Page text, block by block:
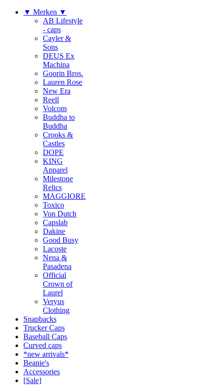
▼ Merken ▼
AB Lifestyle
- caps
Cayler &
Sons
DEUS Ex
Machina
Goorin Bros.
Lauren Rose
New Era
Reell
Volcom
Buddha to
Buddha
Crooks &
Castles
DOPE
KING
Apparel
Milestone
Relics
MAGGIORE
Toxico
Von Dutch
Capslab
Dakine
Good Busy
Lacoste
Nena &
Pasadena
Official
Crown of
Laurel
Veryus
Clothing
Snapbacks
Trucker Caps
Baseball Caps
Curved caps
*new arrivals*
Beanie's
Accessories
[Sale]